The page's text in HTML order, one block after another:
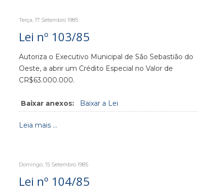
Terça, 17 Setembro 1985
Lei nº 103/85
Autoriza o Executivo Municipal de São Sebastião do
Oeste, a abrir um Crédito Especial no Valor de
CR$63.000.000.
Baixar anexos: Baixar a Lei
Leia mais ...
Domingo, 15 Setembro 1985
Lei nº 104/85